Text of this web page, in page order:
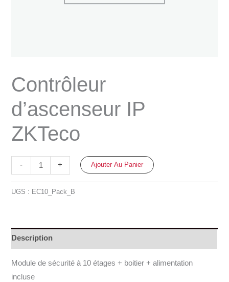
Contrôleur
d’ascenseur IP
ZKTeco
- + Ajouter Au Panier
UGS : EC10_Pack_B
Description
Module de sécurité à 10 étages + boitier + alimentation
incluse